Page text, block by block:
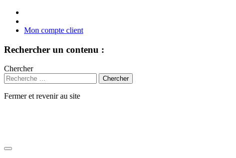
Mon compte client
Rechercher un contenu :
Chercher
Fermer et revenir au site